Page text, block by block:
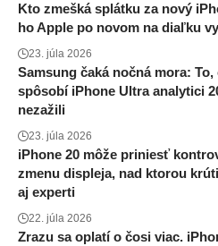
Kto zmešká splátku za nový
ho Apple po novom na diaľku
23. júla 2026
Samsung čaká nočná mora: To,
spôsobí iPhone Ultra analytici
nezažili
23. júla 2026
iPhone 20 môže priniesť
zmenu displeja, nad ktorou
aj experti
22. júla 2026
Zrazu sa oplatí o čosi viac.